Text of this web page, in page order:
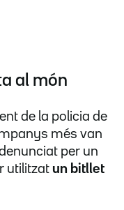
al món
de la policia de
més van
per un
utilitzat un bitllet